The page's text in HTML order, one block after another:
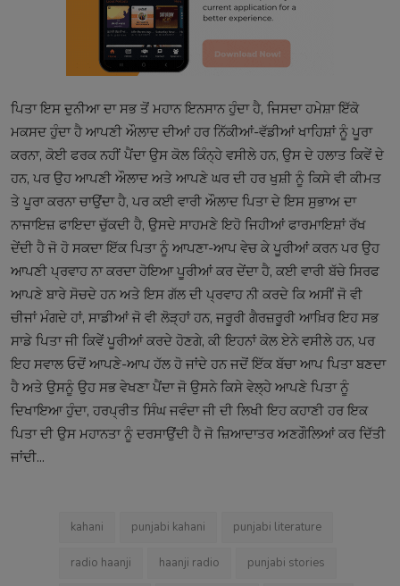
ਪਿਤਾ ਇਸ ਦੁਨੀਆ ਦਾ ਸਭ ਤੋਂ ਮਹਾਨ ਇਨਸਾਨ ਹੁੰਦਾ ਹੈ, ਜਿਸਦਾ ਹਮੇਸ਼ਾ ਇੱਕੋ
ਮਕਸਦ ਹੁੰਦਾ ਹੈ ਆਪਣੀ ਔਲਾਦ ਦੀਆਂ ਹਰ ਨਿੱਕੀਆਂ-ਵੱਡੀਆਂ ਖਾਹਿਸ਼ਾਂ ਨੂੰ ਪੂਰਾ
ਕਰਨਾ, ਕੋਈ ਫਰਕ ਨਹੀਂ ਪੈਂਦਾ ਉਸ ਕੋਲ ਕਿੰਨ੍ਹੇ ਵਸੀਲੇ ਹਨ, ਉਸ ਦੇ ਹਲਾਤ ਕਿਵੇਂ ਦੇ
ਹਨ, ਪਰ ਉਹ ਆਪਣੀ ਔਲਾਦ ਅਤੇ ਆਪਣੇ ਘਰ ਦੀ ਹਰ ਖੁਸ਼ੀ ਨੂੰ ਕਿਸੇ ਵੀ ਕੀਮਤ
ਤੇ ਪੂਰਾ ਕਰਨਾ ਚਾਉਂਦਾ ਹੈ, ਪਰ ਕਈ ਵਾਰੀ ਔਲਾਦ ਪਿਤਾ ਦੇ ਇਸ ਸੁਭਾਅ ਦਾ
ਨਾਜਾਇਜ਼ ਫਾਇਦਾ ਚੁੱਕਦੀ ਹੈ, ਉਸਦੇ ਸਾਹਮਣੇ ਇਹੋ ਜਿਹੀਆਂ ਫਾਰਮਾਇਸ਼ਾਂ ਰੱਖ
ਦੇਂਦੀ ਹੈ ਜੋ ਹੋ ਸਕਦਾ ਇੱਕ ਪਿਤਾ ਨੂੰ ਆਪਣਾ-ਆਪ ਵੇਚ ਕੇ ਪੂਰੀਆਂ ਕਰਨ ਪਰ ਉਹ
ਆਪਣੀ ਪ੍ਰਵਾਹ ਨਾ ਕਰਦਾ ਹੋਇਆ ਪੂਰੀਆਂ ਕਰ ਦੇਂਦਾ ਹੈ, ਕਈ ਵਾਰੀ ਬੱਚੇ ਸਿਰਫ
ਆਪਣੇ ਬਾਰੇ ਸੋਚਦੇ ਹਨ ਅਤੇ ਇਸ ਗੱਲ ਦੀ ਪ੍ਰਵਾਹ ਨੀ ਕਰਦੇ ਕਿ ਅਸੀਂ ਜੋ ਵੀ
ਚੀਜਾਂ ਮੰਗਦੇ ਹਾਂ, ਸਾਡੀਆਂ ਜੋ ਵੀ ਲੋੜ੍ਹਾਂ ਹਨ, ਜਰੂਰੀ ਗੈਰਜ਼ਰੂਰੀ ਆਖ਼ਿਰ ਇਹ ਸਭ
ਸਾਡੇ ਪਿਤਾ ਜੀ ਕਿਵੇਂ ਪੂਰੀਆਂ ਕਰਦੇ ਹੋਣਗੇ, ਕੀ ਇਹਨਾਂ ਕੋਲ ਏਨੇ ਵਸੀਲੇ ਹਨ, ਪਰ
ਇਹ ਸਵਾਲ ਓਦੋਂ ਆਪਣੇ-ਆਪ ਹੱਲ ਹੋ ਜਾਂਦੇ ਹਨ ਜਦੋਂ ਇੱਕ ਬੱਚਾ ਆਪ ਪਿਤਾ ਬਣਦਾ
ਹੈ ਅਤੇ ਉਸਨੂੰ ਉਹ ਸਭ ਵੇਖਣਾ ਪੈਂਦਾ ਜੋ ਉਸਨੇ ਕਿਸੇ ਵੇਲ੍ਹੇ ਆਪਣੇ ਪਿਤਾ ਨੂੰ
ਦਿਖਾਇਆ ਹੁੰਦਾ, ਹਰਪ੍ਰੀਤ ਸਿੰਘ ਜਵੰਦਾ ਜੀ ਦੀ ਲਿਖੀ ਇਹ ਕਹਾਣੀ ਹਰ ਇਕ
ਪਿਤਾ ਦੀ ਉਸ ਮਹਾਨਤਾ ਨੂੰ ਦਰਸਾਉਂਦੀ ਹੈ ਜੋ ਜ਼ਿਆਦਾਤਰ ਅਣਗੌਲਿਆਂ ਕਰ ਦਿੱਤੀ
ਜਾਂਦੀ...
kahani punjabi kahani punjabi literature
radio haanji haanji radio punjabi stories